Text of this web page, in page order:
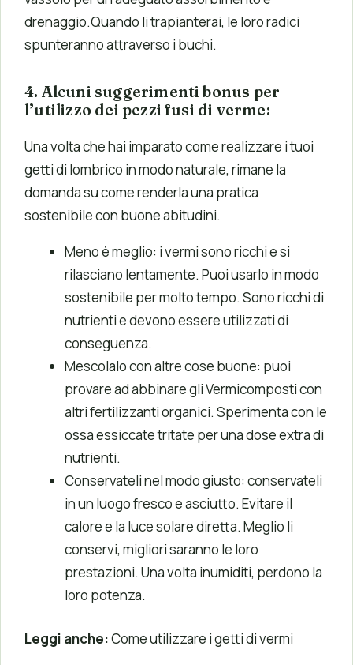
drenaggio.Quando li trapianterai, le loro radici
spunteranno attraverso i buchi.
4. Alcuni suggerimenti bonus per
l’utilizzo dei pezzi fusi di verme:
Una volta che hai imparato come realizzare i tuoi
getti di lombrico in modo naturale, rimane la
domanda su come renderla una pratica
sostenibile con buone abitudini.
Meno è meglio: i vermi sono ricchi e si
rilasciano lentamente. Puoi usarlo in modo
sostenibile per molto tempo. Sono ricchi di
nutrienti e devono essere utilizzati di
conseguenza.
Mescolalo con altre cose buone: puoi
provare ad abbinare gli Vermicomposti con
altri fertilizzanti organici. Sperimenta con le
ossa essiccate tritate per una dose extra di
nutrienti.
Conservateli nel modo giusto: conservateli
in un luogo fresco e asciutto. Evitare il
calore e la luce solare diretta. Meglio li
conservi, migliori saranno le loro
prestazioni. Una volta inumiditi, perdono la
loro potenza.
Leggi anche:Come utilizzare i getti di vermi